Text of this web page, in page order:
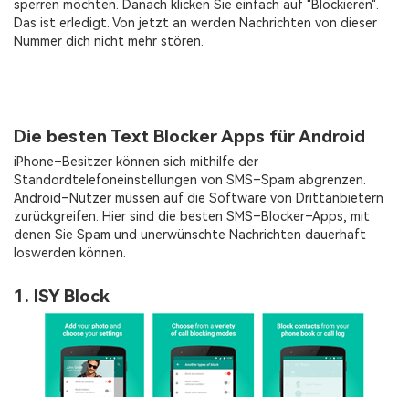
sperren möchten. Danach klicken Sie einfach auf "Blockieren".
Das ist erledigt. Von jetzt an werden Nachrichten von dieser
Nummer dich nicht mehr stören.
Die besten Text Blocker Apps für Android
iPhone–Besitzer können sich mithilfe der
Standordtelefoneinstellungen von SMS–Spam abgrenzen.
Android–Nutzer müssen auf die Software von Drittanbietern
zurückgreifen. Hier sind die besten SMS–Blocker–Apps, mit
denen Sie Spam und unerwünschte Nachrichten dauerhaft
loswerden können.
1. ISY Block